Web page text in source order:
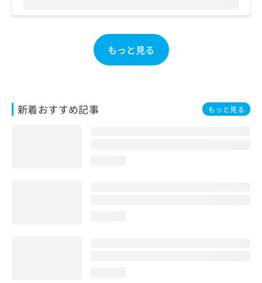
もっと見る
新着おすすめ記事 もっと見る
問
ら